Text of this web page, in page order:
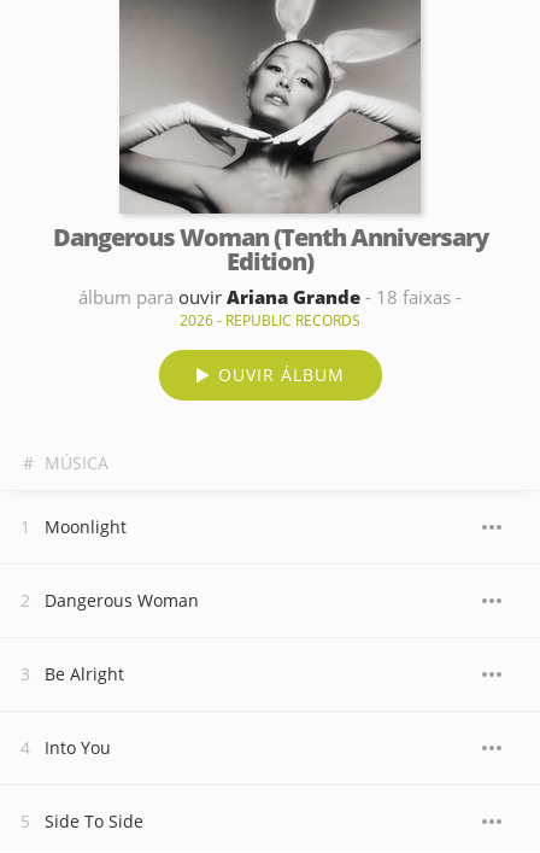
Dangerous Woman (Tenth Anniversary
Edition)
álbum para ouvir Ariana Grande - 18 faixas -
2026 - REPUBLIC RECORDS
OUVIR ÁLBUM
# MÚSICA
Moonlight
Dangerous Woman
Be Alright
Into You
Side To Side